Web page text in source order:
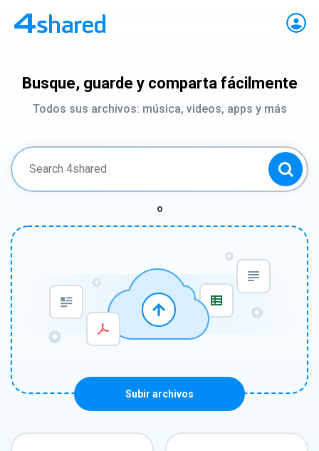
Busque, guarde y comparta fácilmente
Todos sus archivos: música, videos, apps y más
o
Subir archivos